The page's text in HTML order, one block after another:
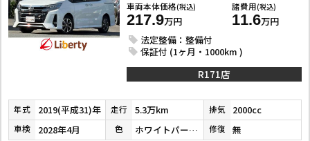
車両本体価格(税込)
217.9万円
諸費用(税込)
11.6万円
法定整備：整備付
保証付 (1ヶ月・1000km )
R171店
年式 2019(平成31)年 走行 5.3万km 排気 2000cc
車検 2028年4月 色 ホワイトパールクリスタルシャイン 修復 無